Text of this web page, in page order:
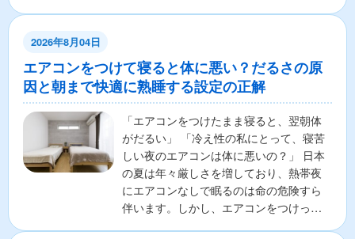
2026年8月04日
エアコンをつけて寝ると体に悪い？だるさの原
因と朝まで快適に熟睡する設定の正解
「エアコンをつけたまま寝ると、翌朝体
がだるい」 「冷え性の私にとって、寝苦
しい夜のエアコンは体に悪いの？」 日本
の夏は年々厳しさを増しており、熱帯夜
にエアコンなしで眠るのは命の危険すら
伴います。しかし、エアコンをつけっぱ